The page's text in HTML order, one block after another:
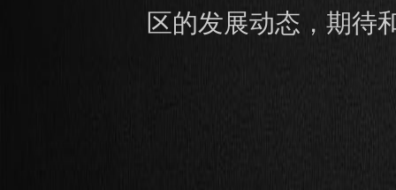
区的发展动态，期待